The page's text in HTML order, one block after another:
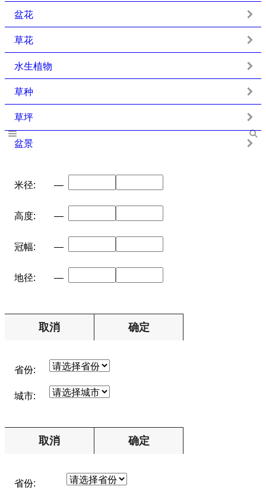
盆花
草花
水生植物
草种
草坪
盆景
米径: —
高度: —
冠幅: —
地径: —
取消 确定
省份:
城市:
取消 确定
省份: